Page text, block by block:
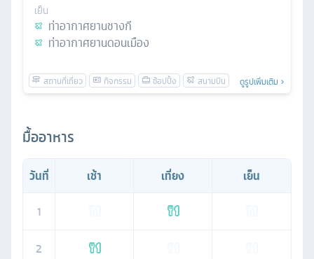
เย็น
ท่าอากาศยานชางกี
ท่าอากาศยานดอนเมือง
ดูรูปเพิ่มเติม
มื้ออาหาร
วันที่ เช้า เที่ยง
เย็น
1
2